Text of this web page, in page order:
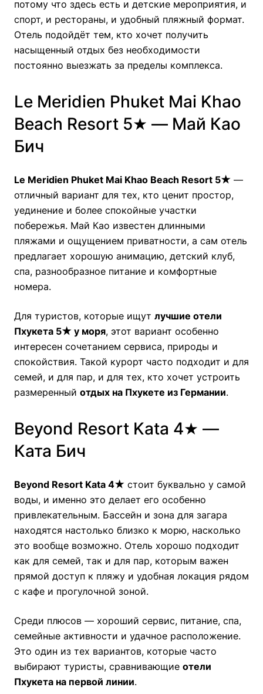
потому что здесь есть и детские мероприятия, и
спорт, и рестораны, и удобный пляжный формат.
Отель подойдёт тем, кто хочет получить
насыщенный отдых без необходимости
постоянно выезжать за пределы комплекса.
Le Meridien Phuket Mai Khao
Beach Resort 5★ — Май Као
Бич
Le Meridien Phuket Mai Khao Beach Resort 5★ —
отличный вариант для тех, кто ценит простор,
уединение и более спокойные участки
побережья. Май Као известен длинными
пляжами и ощущением приватности, а сам отель
предлагает хорошую анимацию, детский клуб,
спа, разнообразное питание и комфортные
номера.
Для туристов, которые ищут лучшие отели
Пхукета 5★ у моря, этот вариант особенно
интересен сочетанием сервиса, природы и
спокойствия. Такой курорт часто подходит и для
семей, и для пар, и для тех, кто хочет устроить
размеренный отдых на Пхукете из Германии.
Beyond Resort Kata 4★ —
Ката Бич
Beyond Resort Kata 4★ стоит буквально у самой
воды, и именно это делает его особенно
привлекательным. Бассейн и зона для загара
находятся настолько близко к морю, насколько
это вообще возможно. Отель хорошо подходит
как для семей, так и для пар, которым важен
прямой доступ к пляжу и удобная локация рядом
с кафе и прогулочной зоной.
Среди плюсов — хороший сервис, питание, спа,
семейные активности и удачное расположение.
Это один из тех вариантов, которые часто
выбирают туристы, сравнивающие отели
Пхукета на первой линии.